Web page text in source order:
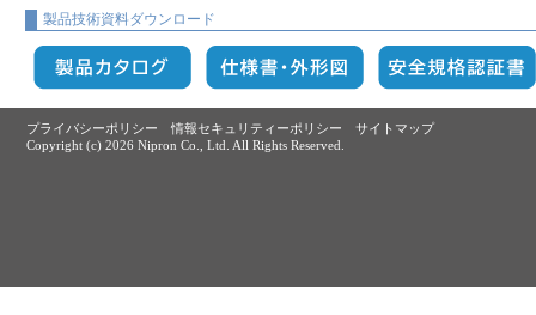
製品技術資料ダウンロード
プライバシーポリシー 情報セキュリティーポリシー
サイトマップ
Copyright (c) 2026 Nipron Co., Ltd. All Rights Reserved.